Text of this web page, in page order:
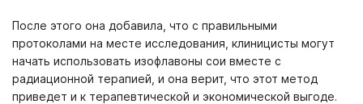
После этого она добавила, что с правильными
протоколами на месте исследования, клиницисты могут
начать использовать изофлавоны сои вместе с
радиационной терапией, и она верит, что этот метод
приведет и к терапевтической и экономической выгоде.